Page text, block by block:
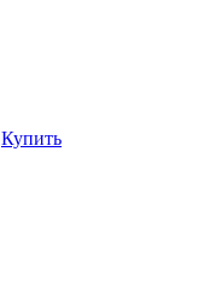
Купить